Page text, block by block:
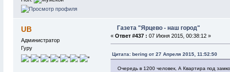
UB
Администратор
Гуру
Газета "Ярцево - наш город"
«Ответ #437 : 07 Июня 2015, 00:38:12 »
Цитата: bering от 27 Апреля 2015, 11:52:50
Очередь в 1200 человек, А Квартира под